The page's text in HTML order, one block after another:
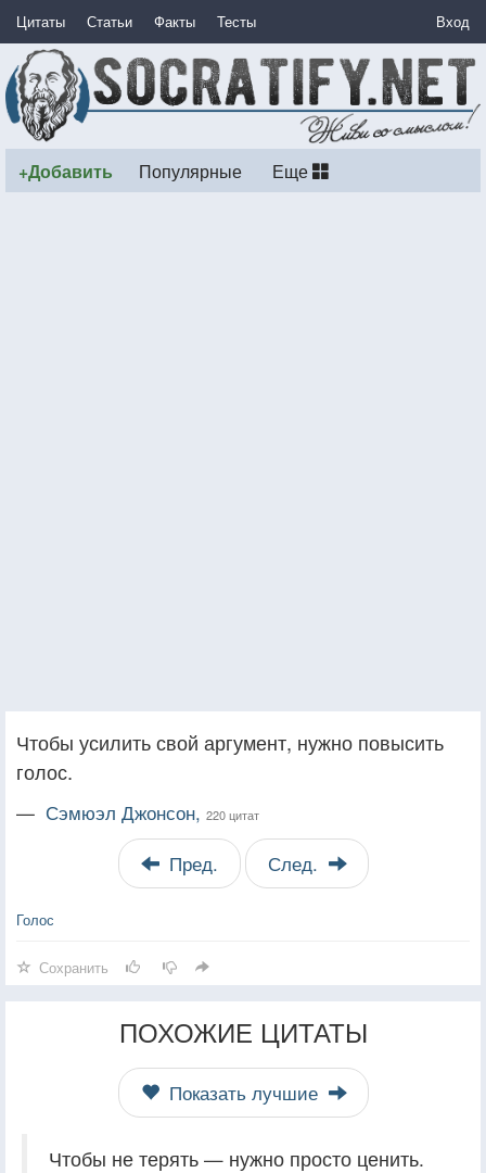
Цитаты Статьи Факты Тесты Вход
+Добавить Популярные Еще
Чтобы усилить свой аргумент, нужно повысить
голос.
— Сэмюэл Джонсон, 220 цитат
Пред. След.
Голос
Сохранить
ПОХОЖИЕ ЦИТАТЫ
Показать лучшие
Чтобы не терять — нужно просто ценить.